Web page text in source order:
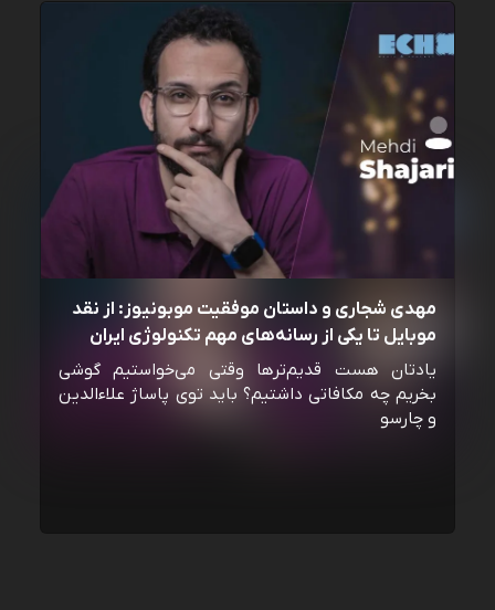
مهدی شجاری و داستان موفقیت موبونیوز: از نقد
موبایل تا یکی از رسانه‌‌های مهم تکنولوژی ایران
یادتان هست قدیم‌ترها وقتی می‌خواستیم گوشی
بخریم چه مکافاتی داشتیم؟ باید توی پاساژ علاءالدین
و چارسو